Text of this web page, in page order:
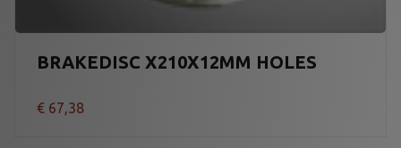
BRAKEDISC X210X12MM HOLES
€ 67,38